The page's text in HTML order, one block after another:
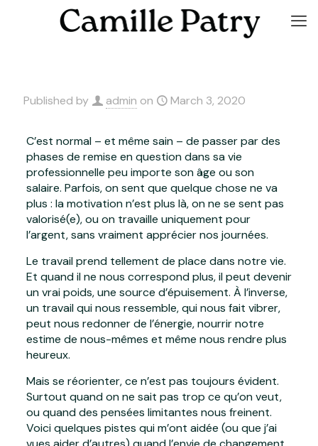
Published by admin on March 3, 2020
C’est normal – et même sain – de passer par des
phases de remise en question dans sa vie
professionnelle peu importe son âge ou son
salaire. Parfois, on sent que quelque chose ne va
plus : la motivation n’est plus là, on ne se sent pas
valorisé(e), ou on travaille uniquement pour
l’argent, sans vraiment apprécier nos journées.
Le travail prend tellement de place dans notre vie.
Et quand il ne nous correspond plus, il peut devenir
un vrai poids, une source d’épuisement. À l’inverse,
un travail qui nous ressemble, qui nous fait vibrer,
peut nous redonner de l’énergie, nourrir notre
estime de nous-mêmes et même nous rendre plus
heureux.
Mais se réorienter, ce n’est pas toujours évident.
Surtout quand on ne sait pas trop ce qu’on veut,
ou quand des pensées limitantes nous freinent.
Voici quelques pistes qui m’ont aidée (ou que j’ai